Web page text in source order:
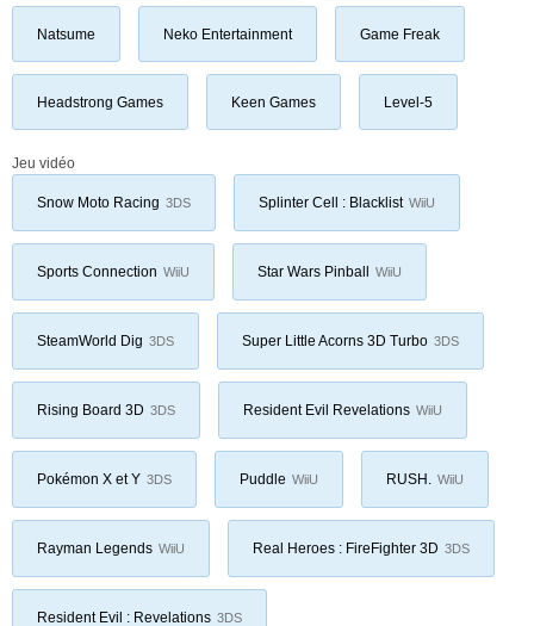
Natsume Neko Entertainment Game Freak
Headstrong Games Keen Games Level-5
Jeu vidéo
Snow Moto Racing 3DS Splinter Cell : Blacklist WiiU
Sports Connection WiiU Star Wars Pinball WiiU
SteamWorld Dig 3DS Super Little Acorns 3D Turbo 3DS
Rising Board 3D 3DS Resident Evil Revelations WiiU
Pokémon X et Y 3DS Puddle WiiU RUSH. WiiU
Rayman Legends WiiU Real Heroes : FireFighter 3D 3DS
Resident Evil : Revelations 3DS